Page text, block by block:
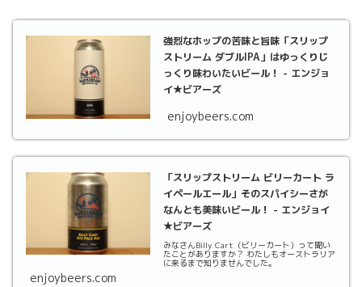
強烈なホップの苦味と旨味「スリップ
ストリーム ダブルIPA」はゆっくりじ
っくり味わいたいビール！ - エンジョ
イ★ビアーズ
enjoybeers.com
「スリップストリーム ビリーカート ラ
イペールエール」そのスパイシーさが
なんとも美味いビール！ - エンジョイ
★ビアーズ
みなさんBilly Cart（ビリーカート）って聞い
たことがありますか？ わたしもオーストラリア
に来るまで知りませんでした。
enjoybeers.com